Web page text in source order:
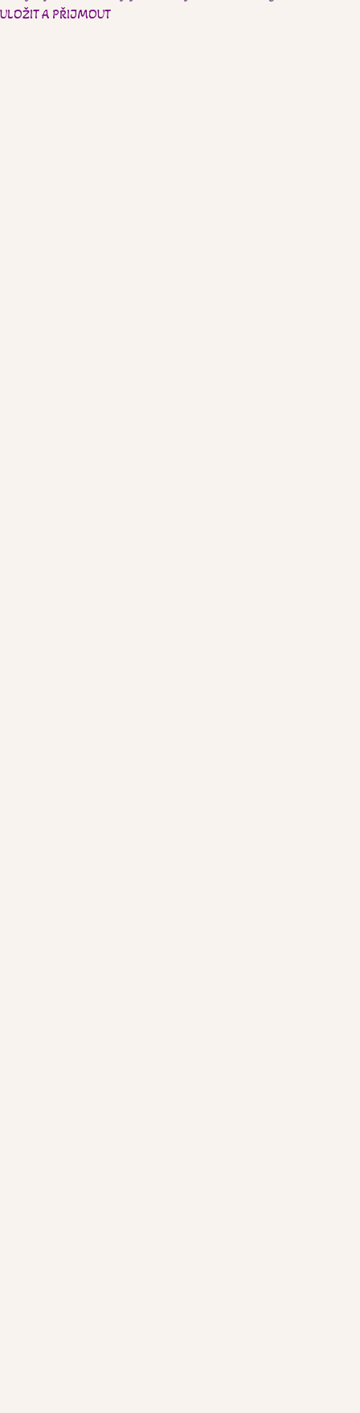
ULOŽIT A PŘIJMOUT